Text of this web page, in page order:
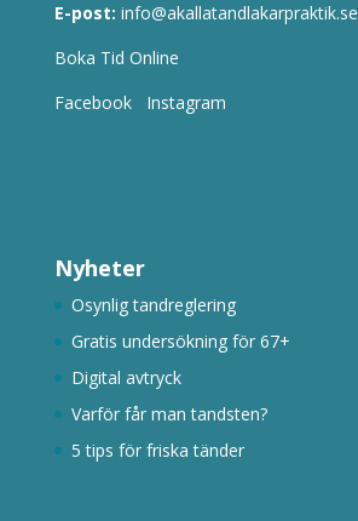
E-post: info@akallatandlakarpraktik.se
Boka Tid Online
Facebook
Instagram
Nyheter
Osynlig tandreglering
Gratis undersökning för 67+
Digital avtryck
Varför får man tandsten?
5 tips för friska tänder